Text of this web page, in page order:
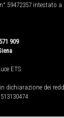
59472357 intestato
909
ETS
dichiarazione dei